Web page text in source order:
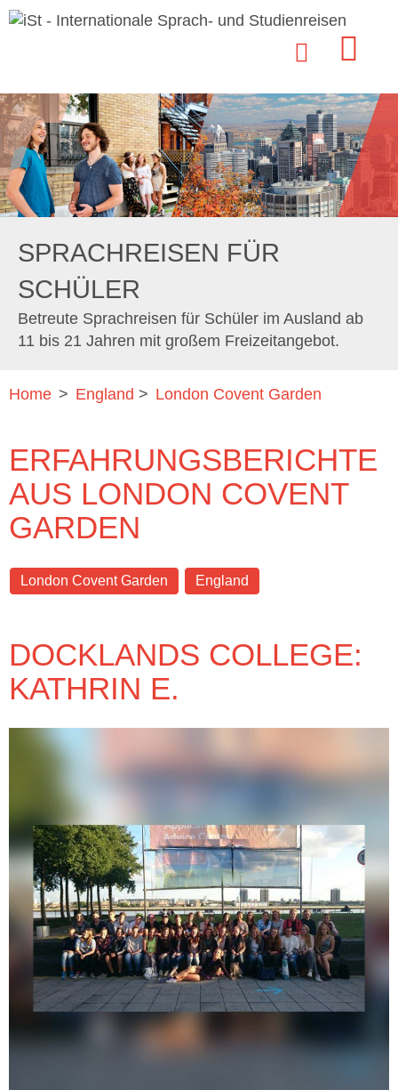
SPRACHREISEN FÜR
SCHÜLER
Betreute Sprachreisen für Schüler im Ausland ab
11 bis 21 Jahren mit großem Freizeitangebot.
Home > England > London Covent Garden
ERFAHRUNGSBERICHTE
AUS LONDON COVENT
GARDEN
London Covent Garden England
DOCKLANDS COLLEGE:
KATHRIN E.